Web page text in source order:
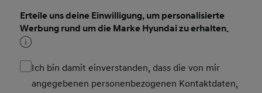
Erteile uns deine Einwilligung, um personalisierte
Werbung rund um die Marke Hyundai zu erhalten.
Ich bin damit einverstanden, dass die von mir
angegebenen personenbezogenen Kontaktdaten,